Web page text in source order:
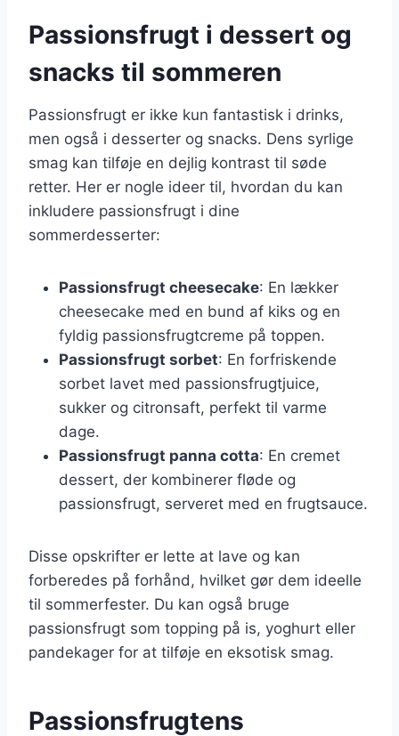
Passionsfrugt i dessert og
snacks til sommeren
Passionsfrugt er ikke kun fantastisk i drinks,
men også i desserter og snacks. Dens syrlige
smag kan tilføje en dejlig kontrast til søde
retter. Her er nogle ideer til, hvordan du kan
inkludere passionsfrugt i dine
sommerdesserter:
Passionsfrugt cheesecake: En lækker
cheesecake med en bund af kiks og en
fyldig passionsfrugtcreme på toppen.
Passionsfrugt sorbet: En forfriskende
sorbet lavet med passionsfrugtjuice,
sukker og citronsaft, perfekt til varme
dage.
Passionsfrugt panna cotta: En cremet
dessert, der kombinerer fløde og
passionsfrugt, serveret med en frugtsauce.
Disse opskrifter er lette at lave og kan
forberedes på forhånd, hvilket gør dem ideelle
til sommerfester. Du kan også bruge
passionsfrugt som topping på is, yoghurt eller
pandekager for at tilføje en eksotisk smag.
Passionsfrugtens